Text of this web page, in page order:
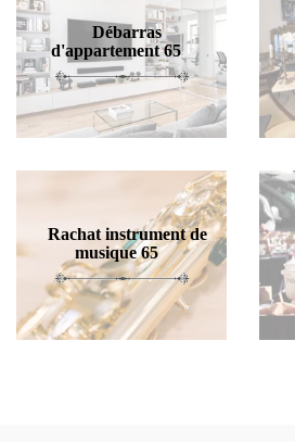
Débarras
d'appartement 65
Rachat instrument de
musique 65